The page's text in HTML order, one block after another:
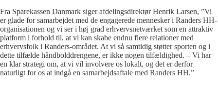
Fra Sparekassen Danmark siger afdelingsdirektør Henrik Larsen, ”Vi
er glade for samarbejdet med de engagerede mennesker i Randers HH-
organisationen og vi ser i høj grad erhvervsnetværket som en attraktiv
platform i forhold til, at vi kan skabe endnu flere relationer med
erhvervsfolk i Randers-området. At vi så samtidig støtter sporten og i
dette tilfælde håndbolddrengene, er ikke nogen tilfældighed. – Vi har
en klar strategi om, at vi vil involvere os lokalt, og det er derfor
naturligt for os at indgå en samarbejdsaftale med Randers HH.”